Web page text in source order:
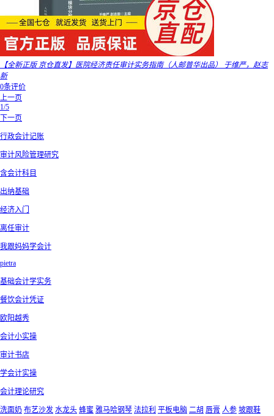
【全新正版 京仓直发】医院经济责任审计实务指南（人邮普华出品） 于维严，赵志
新
0条评价
上一页
1/5
下一页
行政会计记账
审计风险管理研究
含会计科目
出纳基础
经济入门
离任审计
我跟妈妈学会计
pietra
基础会计学实务
餐饮会计凭证
欧阳越秀
会计小实操
审计书店
学会计实操
会计理论研究
洗面奶 布艺沙发 水龙头 蜂蜜 雅马哈钢琴 法拉利 平板电脑 二胡 唇膏 人参 坡跟鞋